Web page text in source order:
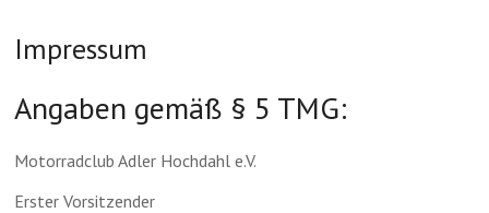
Impressum
Angaben gemäß § 5 TMG:
Motorradclub Adler Hochdahl e.V.
Erster Vorsitzender